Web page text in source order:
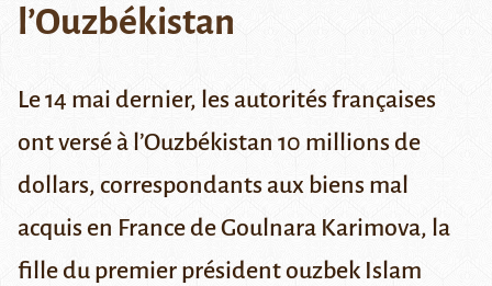
l’Ouzbékistan
Le 14 mai dernier, les autorités françaises
ont versé à l’Ouzbékistan 10 millions de
dollars, correspondants aux biens mal
acquis en France de Goulnara Karimova, la
fille du premier président ouzbek Islam